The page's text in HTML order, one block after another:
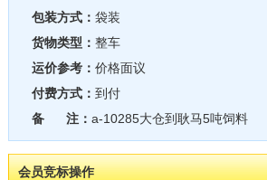
包装方式： 袋装
货物类型： 整车
运价参考： 价格面议
付费方式： 到付
备 注： a-10285大仓到耿马5吨饲料
会员竞标操作